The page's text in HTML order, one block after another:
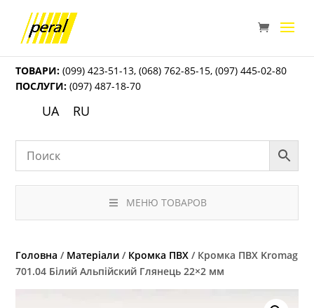
ТОВАРИ: (099) 423-51-13,(068) 762-85-15,(097) 445-02-80
ПОСЛУГИ: (097) 487-18-70
UA RU
МЕНЮ ТОВАРОВ
Головна / Матеріали / Кромка ПВХ / Кромка ПВХ Kromag
701.04 Білий Альпійский Глянець 22×2 мм